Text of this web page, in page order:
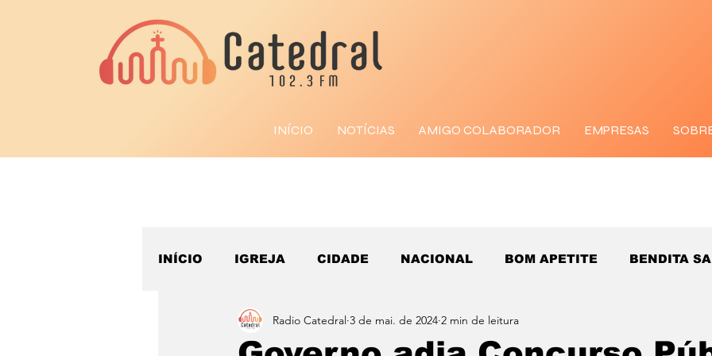
INÍCIO NOTÍCIAS AMIGO COLABORADOR EMPRESAS
INÍCIO IGREJA CIDADE NACIONAL BOM APETITE BENDITA
ESPORTE Radio Catedral 3 de mai. de 2024 2 min de leitura